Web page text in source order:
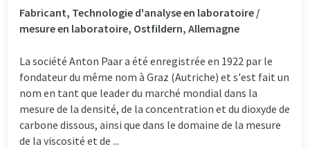
Fabricant, Technologie d'analyse en laboratoire /
mesure en laboratoire, Ostfildern, Allemagne
La société Anton Paar a été enregistrée en 1922 par le
fondateur du même nom à Graz (Autriche) et s'est fait un
nom en tant que leader du marché mondial dans la
mesure de la densité, de la concentration et du dioxyde de
carbone dissous, ainsi que dans le domaine de la mesure
de la viscosité et de ...